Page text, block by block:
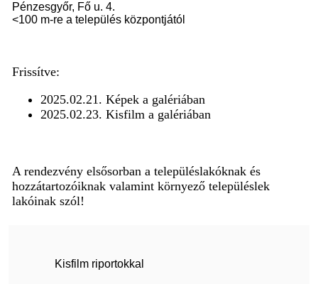
Pénzesgyőr, Fő u. 4.
<100 m-re a település központjától
Frissítve:
2025.02.21. Képek a galériában
2025.02.23. Kisfilm a galériában
A rendezvény elsősorban a településlakóknak és
hozzátartozóiknak valamint környező településlek
lakóinak szól!
Kisfilm riportokkal